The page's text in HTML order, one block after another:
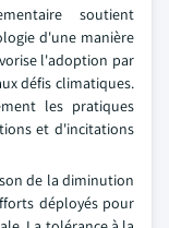
soutient
d'une manière
l'adoption par
défis climatiques.
les pratiques
et d'incitations
de la diminution
déployés pour